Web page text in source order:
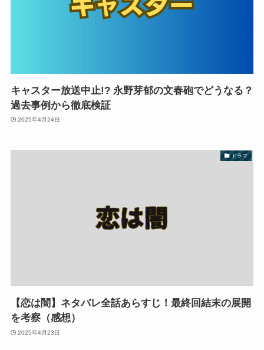
キャスター放送中止!? 永野芽郁の文春砲でどうなる？
過去事例から徹底検証
2025年4月24日
ドラマ
【恋は闇】ネタバレ全話あらすじ！最終回結末の展開
を考察（感想）
2025年4月23日